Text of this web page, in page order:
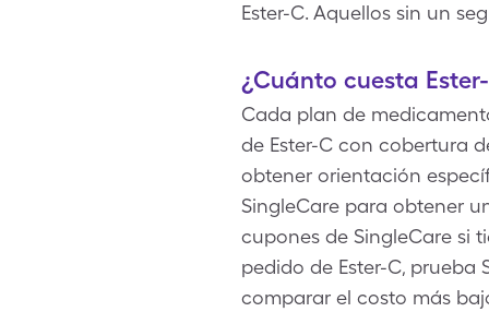
Ester-C. Aquellos sin un
¿Cuánto cuesta
Cada plan de
de Ester-C con cobertura
obtener orientación
SingleCare para obtener
cupones de SingleCare si
pedido de Ester-C, prueba
comparar el costo más